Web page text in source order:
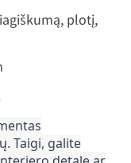
plotį,
Taigi, galite